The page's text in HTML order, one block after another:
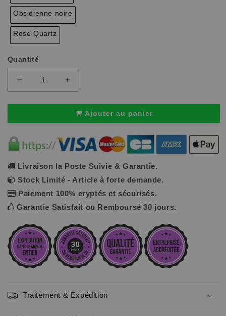
Obsidienne noire
Rose Quartz
Quantité
Réduire
la
arbre
vie,
7
avec
de
|
Moona™
Augmenter
la
Collier
arbre
vie,
7
avec
de
|
Moona™
Ajouter au panier
Livraison la Poste Suivie & Garantie.
Stock Limité - Article à forte demande.
Paiement 100% cryptés et sécurisés.
Garantie Satisfait ou Remboursé 30 jours.
Traitement & Expédition